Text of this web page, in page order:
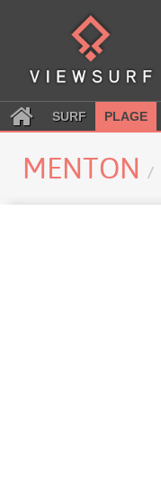
SURF PLAGE
MENTON